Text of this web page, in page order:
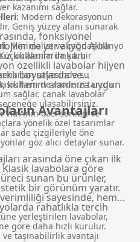
kazanımı sağlar.
Modern dekorasyonun
Geniş yüzey alanı sunarak
Minimalist ve çağdaş banyo
alanlarda şık bir
sayesinde su
hem de modern tarzda
sağlar. çanak lavabolar
ulaşabilirsiniz.
VitrA’nın özel serileri ve
yönelik özel tasarımlar
sade çizgileriyle öne
göz alıcı detaylar sunar.
fonksiyonel
de yer alıyor. Akıllı
kullanım imkanı
özellikli lavabolar hijyen
boyutlarda ve
alanınıza uygun
Avantajları
arasında öne çıkan ilk
Klasik lavabolara göre
sunan bu ürünler,
bir görünüm yaratır.
sayesinde, hem
rahatlıkla tercih
yerleştirilen lavabolar,
göre daha hızlı kurulur.
taşınabilirlik avantajı